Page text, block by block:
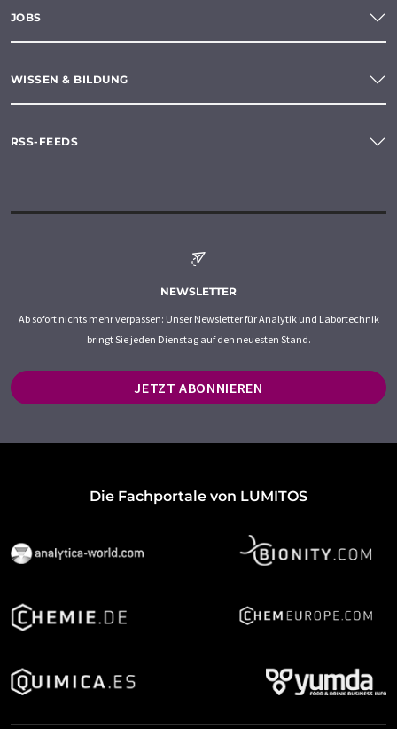
JOBS
WISSEN & BILDUNG
RSS-FEEDS
NEWSLETTER
Ab sofort nichts mehr verpassen: Unser Newsletter für Analytik und Labortechnik
bringt Sie jeden Dienstag auf den neuesten Stand.
JETZT ABONNIEREN
Die Fachportale von LUMITOS